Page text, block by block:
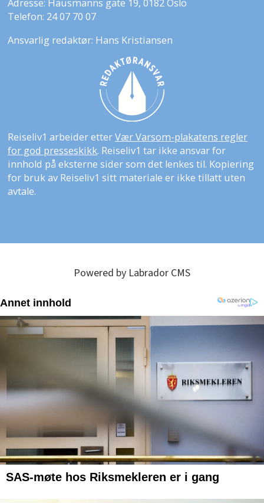
Telefon: 24 07 70 07
Ansvarlig redaktør: Hans Kristiansen
Reiseliv1 arbeider etterVær Varsom-plakatens regler
for god presseskikk. Reiseliv1 tar ikke ansvar for
innhold på eksterne sider som det lenkes til. Kopiering
for bruk av Reiseliv1 sitt materiale er ikke tillatt uten
avtale.
Powered by Labrador CMS